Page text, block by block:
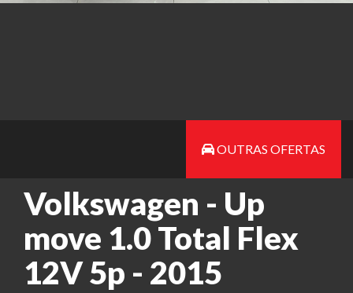
OUTRAS OFERTAS
Volkswagen - Up
move 1.0 Total Flex
12V 5p - 2015